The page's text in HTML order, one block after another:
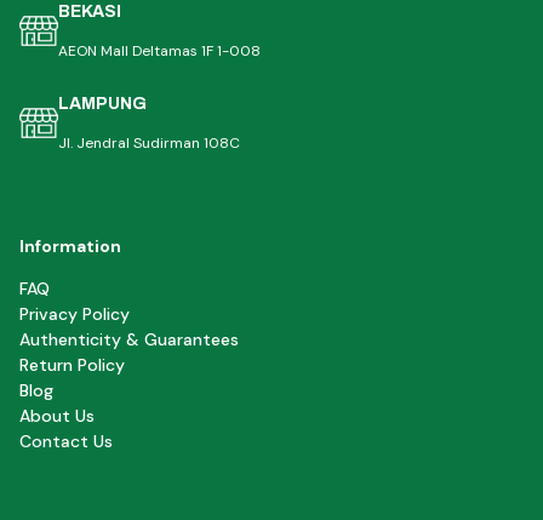
BEKASI
AEON Mall Deltamas 1F 1-008
LAMPUNG
Jl. Jendral Sudirman 108C
Information
FAQ
Privacy Policy
Authenticity & Guarantees
Return Policy
Blog
About Us
Contact Us